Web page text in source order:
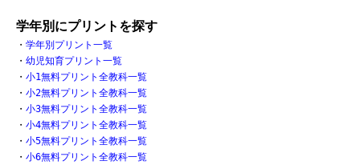
学年別にプリントを探す
・ 学年別プリント一覧
・ 幼児知育プリント一覧
・ 小1無料プリント全教科一覧
・ 小2無料プリント全教科一覧
・ 小3無料プリント全教科一覧
・ 小4無料プリント全教科一覧
・ 小5無料プリント全教科一覧
・ 小6無料プリント全教科一覧